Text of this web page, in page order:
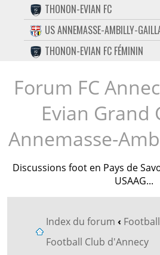
CONTACT
FACEBOOK
TWITTER
INSTAGRAM
THONON-EVIAN FC
US ANNEMASSE-AMBILLY-
THONON-EVIAN FC FÉMININ
Forum FC
Evian Grand
Annemasse-
Discussions foot en Pays de
USAAG...
Index du forum ‹
Football Club d'Annecy